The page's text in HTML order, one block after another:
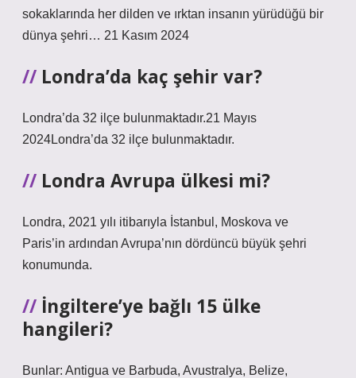
sokaklarında her dilden ve ırktan insanın yürüdüğü bir
dünya şehri… 21 Kasım 2024
Londra’da kaç şehir var?
Londra’da 32 ilçe bulunmaktadır.21 Mayıs
2024Londra’da 32 ilçe bulunmaktadır.
Londra Avrupa ülkesi mi?
Londra, 2021 yılı itibarıyla İstanbul, Moskova ve
Paris’in ardından Avrupa’nın dördüncü büyük şehri
konumunda.
İngiltere’ye bağlı 15 ülke
hangileri?
Bunlar: Antigua ve Barbuda, Avustralya, Belize,